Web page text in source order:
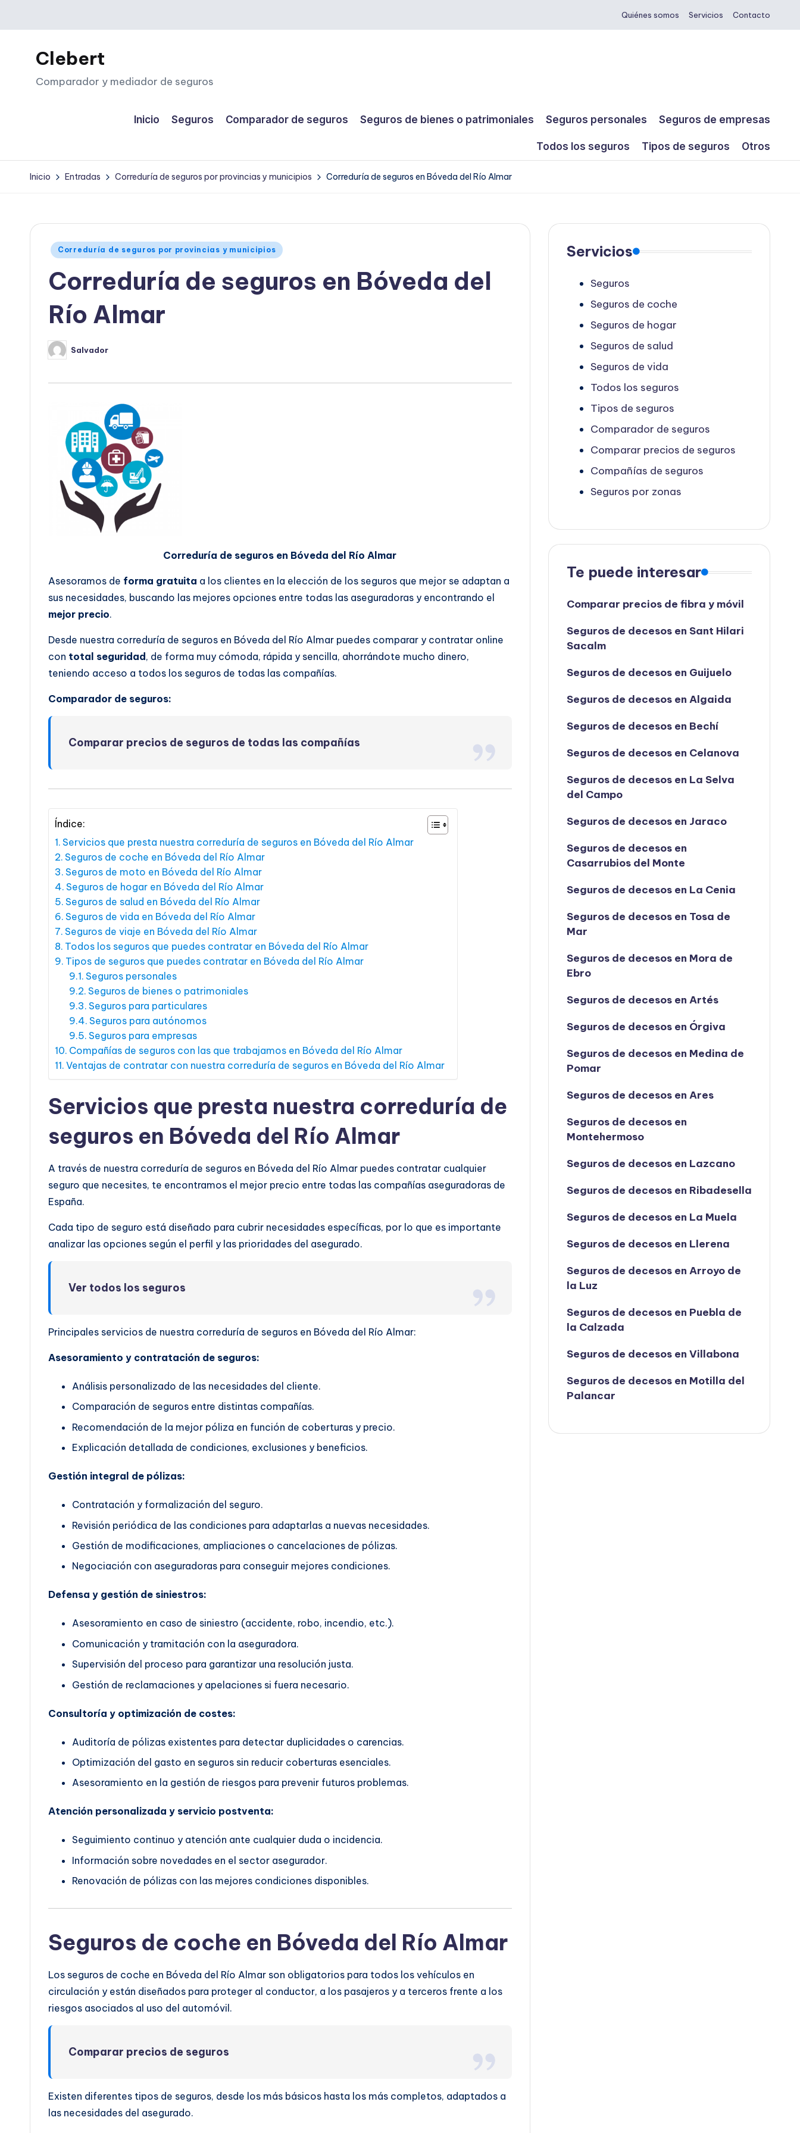
Saltar
contenido
Quiénes somos Servicios Contacto
Clebert
Comparador y mediador de seguros
Inicio Seguros Comparador de seguros Seguros de bienes o patrimoniales Seguros personales Seguros de empresas
Todos los seguros Tipos de seguros Otros
Inicio Entradas Correduría de seguros por provincias y municipios Correduría de seguros en Bóveda del Río Almar
Publicado
Correduría de seguros por provincias y municipios
Correduría de seguros en Bóveda del
Río Almar
Publicado
por
Salvador
Correduría de seguros en Bóveda del Río Almar
Asesoramos de forma gratuita a los clientes en la elección de los seguros que mejor se adaptan a
sus necesidades, buscando las mejores opciones entre todas las aseguradoras y encontrando el
mejor precio.
Desde nuestra correduría de seguros en Bóveda del Río Almar puedes comparar y contratar online
con total seguridad , de forma muy cómoda, rápida y sencilla, ahorrándote mucho dinero,
teniendo acceso a todos los seguros de todas las compañías.
Comparador de seguros:
Comparar precios de seguros de todas las compañías
Índice:
Servicios que presta nuestra correduría de seguros en Bóveda del Río Almar
Seguros de coche en Bóveda del Río Almar
Seguros de moto en Bóveda del Río Almar
Seguros de hogar en Bóveda del Río Almar
Seguros de salud en Bóveda del Río Almar
Seguros de vida en Bóveda del Río Almar
Seguros de viaje en Bóveda del Río Almar
Todos los seguros que puedes contratar en Bóveda del Río Almar
Tipos de seguros que puedes contratar en Bóveda del Río Almar
Seguros personales
Seguros de bienes o patrimoniales
Seguros para particulares
Seguros para autónomos
Seguros para empresas
Compañías de seguros con las que trabajamos en Bóveda del Río Almar
Ventajas de contratar con nuestra correduría de seguros en Bóveda del Río Almar
Servicios que presta nuestra correduría de
seguros en Bóveda del Río Almar
A través de nuestra correduría de seguros en Bóveda del Río Almar puedes contratar cualquier
seguro que necesites, te encontramos el mejor precio entre todas las compañías aseguradoras de
España.
Cada tipo de seguro está diseñado para cubrir necesidades específicas, por lo que es importante
analizar las opciones según el perfil y las prioridades del asegurado.
Ver todos los seguros
Principales servicios de nuestra correduría de seguros en Bóveda del Río Almar:
Asesoramiento y contratación de seguros:
Análisis personalizado de las necesidades del cliente.
Comparación de seguros entre distintas compañías.
Recomendación de la mejor póliza en función de coberturas y precio.
Explicación detallada de condiciones, exclusiones y beneficios.
Gestión integral de pólizas:
Contratación y formalización del seguro.
Revisión periódica de las condiciones para adaptarlas a nuevas necesidades.
Gestión de modificaciones, ampliaciones o cancelaciones de pólizas.
Negociación con aseguradoras para conseguir mejores condiciones.
Defensa y gestión de siniestros:
Asesoramiento en caso de siniestro (accidente, robo, incendio, etc.).
Comunicación y tramitación con la aseguradora.
Supervisión del proceso para garantizar una resolución justa.
Gestión de reclamaciones y apelaciones si fuera necesario.
Consultoría y optimización de costes:
Auditoría de pólizas existentes para detectar duplicidades o carencias.
Optimización del gasto en seguros sin reducir coberturas esenciales.
Asesoramiento en la gestión de riesgos para prevenir futuros problemas.
Atención personalizada y servicio postventa:
Seguimiento continuo y atención ante cualquier duda o incidencia.
Información sobre novedades en el sector asegurador.
Renovación de pólizas con las mejores condiciones disponibles.
Seguros de coche en Bóveda del Río Almar
Los seguros de coche en Bóveda del Río Almar son obligatorios para todos los vehículos en
circulación y están diseñados para proteger al conductor, a los pasajeros y a terceros frente a los
riesgos asociados al uso del automóvil.
Comparar precios de seguros
Existen diferentes tipos de seguros, desde los más básicos hasta los más completos, adaptados a
las necesidades del asegurado.
Servicios
Seguros
Seguros de coche
Seguros de hogar
Seguros de salud
Seguros de vida
Todos los seguros
Tipos de seguros
Comparador de seguros
Comparar precios de seguros
Compañías de seguros
Seguros por zonas
Te puede interesar
Comparar precios de fibra y móvil
Seguros de decesos en Sant Hilari
Sacalm
Seguros de decesos en Guijuelo
Seguros de decesos en Algaida
Seguros de decesos en Bechí
Seguros de decesos en Celanova
Seguros de decesos en La Selva
del Campo
Seguros de decesos en Jaraco
Seguros de decesos en
Casarrubios del Monte
Seguros de decesos en La Cenia
Seguros de decesos en Tosa de
Mar
Seguros de decesos en Mora de
Ebro
Seguros de decesos en Artés
Seguros de decesos en Órgiva
Seguros de decesos en Medina de
Pomar
Seguros de decesos en Ares
Seguros de decesos en
Montehermoso
Seguros de decesos en Lazcano
Seguros de decesos en Ribadesella
Seguros de decesos en La Muela
Seguros de decesos en Llerena
Seguros de decesos en Arroyo de
la Luz
Seguros de decesos en Puebla de
la Calzada
Seguros de decesos en Villabona
Seguros de decesos en Motilla del
Palancar